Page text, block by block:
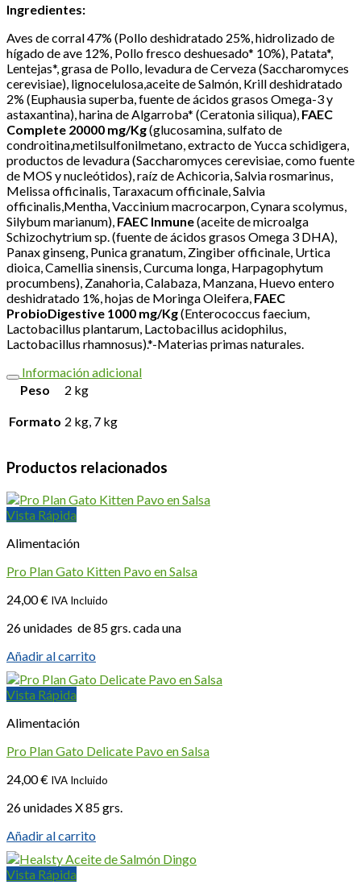
Ingredientes:
Aves de corral 47% (Pollo deshidratado 25%, hidrolizado de
hígado de ave 12%, Pollo fresco deshuesado* 10%), Patata*,
Lentejas*, grasa de Pollo, levadura de Cerveza (Saccharomyces
cerevisiae), lignocelulosa,aceite de Salmón, Krill deshidratado
2% (Euphausia superba, fuente de ácidos grasos Omega-3 y
astaxantina), harina de Algarroba* (Ceratonia siliqua), FAEC
Complete 20000 mg/Kg(glucosamina, sulfato de
condroitina,metilsulfonilmetano, extracto de Yucca schidigera,
productos de levadura (Saccharomyces cerevisiae, como fuente
de MOS y nucleótidos), raíz de Achicoria, Salvia rosmarinus,
Melissa officinalis, Taraxacum officinale, Salvia
officinalis,Mentha, Vaccinium macrocarpon, Cynara scolymus,
Silybum marianum), FAEC Inmune(aceite de microalga
Schizochytrium sp. (fuente de ácidos grasos Omega 3 DHA),
Panax ginseng, Punica granatum, Zingiber officinale, Urtica
dioica, Camellia sinensis, Curcuma longa, Harpagophytum
procumbens), Zanahoria, Calabaza, Manzana, Huevo entero
deshidratado 1%, hojas de Moringa Oleifera, FAEC
ProbioDigestive 1000 mg/Kg(Enterococcus faecium,
Lactobacillus plantarum, Lactobacillus acidophilus,
Lactobacillus rhamnosus).*-Materias primas naturales.
Información adicional
Peso
2 kg
Formato 2 kg, 7 kg
Productos relacionados
Vista Rápida
Alimentación
Pro Plan Gato Kitten Pavo en Salsa
24,00€ IVA Incluido
26 unidades de 85 grs. cada una
Añadir al carrito
Vista Rápida
Alimentación
Pro Plan Gato Delicate Pavo en Salsa
24,00€ IVA Incluido
26 unidades X 85 grs.
Añadir al carrito
Vista Rápida